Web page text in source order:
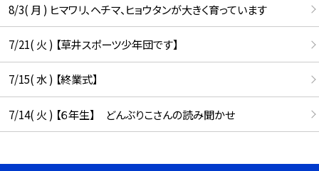
8/3( 月 ) ヒマワリ、ヘチマ、ヒョウタンが大きく育っています
7/21( 火 ) 【草井スポーツ少年団です】
7/15( 水 ) 【終業式】
7/14( 火 ) 【６年生】 どんぶりこさんの読み聞かせ